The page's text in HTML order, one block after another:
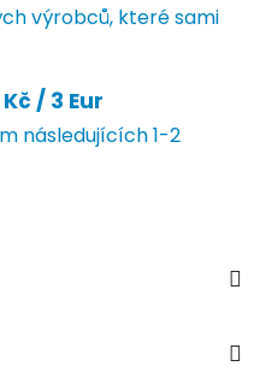
výrobců, které sami
/ 3 Eur
následujících 1-2